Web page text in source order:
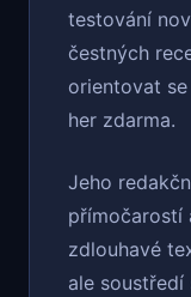
testování
čestných
orientovat
her zdarma.
Jeho
přímočarostí
zdlouhavé
ale